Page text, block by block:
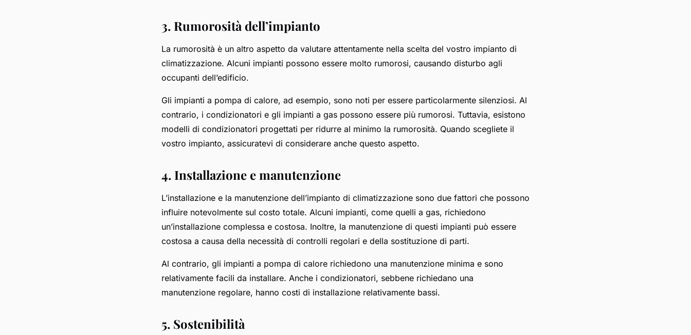
3. Rumorosità dell’impianto
La rumorosità è un altro aspetto da valutare attentamente nella scelta del vostro impianto di
climatizzazione. Alcuni impianti possono essere molto rumorosi, causando disturbo agli
occupanti dell’edificio.
Gli impianti a pompa di calore, ad esempio, sono noti per essere particolarmente silenziosi. Al
contrario, i condizionatori e gli impianti a gas possono essere più rumorosi. Tuttavia, esistono
modelli di condizionatori progettati per ridurre al minimo la rumorosità. Quando scegliete il
vostro impianto, assicuratevi di considerare anche questo aspetto.
4. Installazione e manutenzione
L’installazione e la manutenzione dell’impianto di climatizzazione sono due fattori che possono
influire notevolmente sul costo totale. Alcuni impianti, come quelli a gas, richiedono
un’installazione complessa e costosa. Inoltre, la manutenzione di questi impianti può essere
costosa a causa della necessità di controlli regolari e della sostituzione di parti.
Al contrario, gli impianti a pompa di calore richiedono una manutenzione minima e sono
relativamente facili da installare. Anche i condizionatori, sebbene richiedano una
manutenzione regolare, hanno costi di installazione relativamente bassi.
5. Sostenibilità